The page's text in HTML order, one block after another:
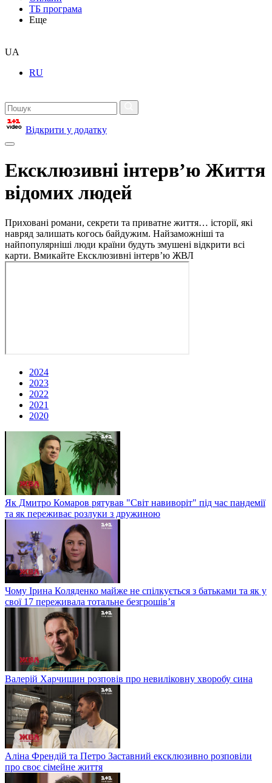
ТБ програма
Еще
UA
RU
Відкрити у додатку
Ексклюзивні інтерв’ю Життя
відомих людей
Приховані романи, секрети та приватне життя… історії, які
навряд залишать когось байдужим. Найзаможніші та
найпопулярніші люди країни будуть змушені відкрити всі
карти. Вмикайте Ексклюзивні інтерв’ю ЖВЛ
2024
2023
2022
2021
2020
Як Дмитро Комаров рятував "Світ навиворіт" під час пандемії
та як переживає розлуки з дружиною
Чому Ірина Коляденко майже не спілкується з батьками та як у
свої 17 переживала тотальне безгрошів’я
Валерій Харчишин розповів про невиліковну хворобу сина
Аліна Френдій та Петро Заставний ексклюзивно розповіли
про своє сімейне життя